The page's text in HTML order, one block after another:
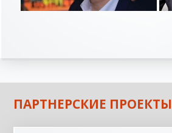
ПАРТНЕРСКИЕ ПРОЕКТЫ